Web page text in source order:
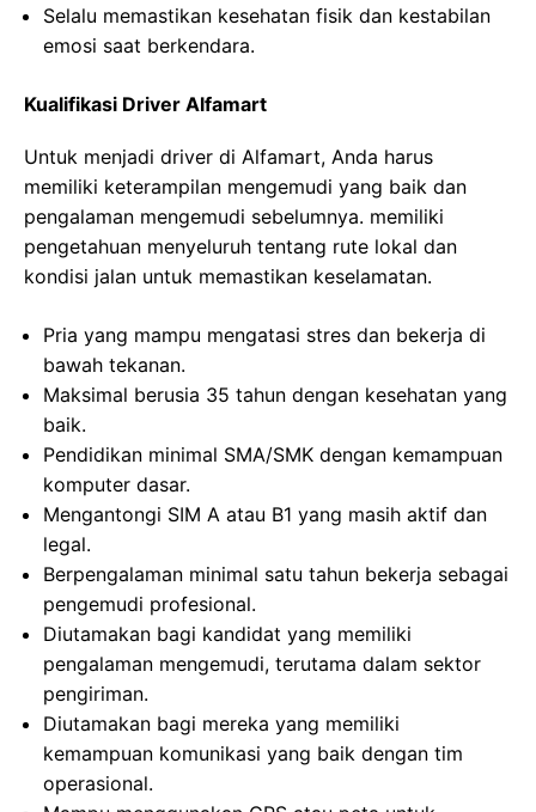
Selalu memastikan kesehatan fisik dan kestabilan
emosi saat berkendara.
Kualifikasi Driver Alfamart
Untuk menjadi driver di Alfamart, Anda harus
memiliki keterampilan mengemudi yang baik dan
pengalaman mengemudi sebelumnya. memiliki
pengetahuan menyeluruh tentang rute lokal dan
kondisi jalan untuk memastikan keselamatan.
Pria yang mampu mengatasi stres dan bekerja di
bawah tekanan.
Maksimal berusia 35 tahun dengan kesehatan yang
baik.
Pendidikan minimal SMA/SMK dengan kemampuan
komputer dasar.
Mengantongi SIM A atau B1 yang masih aktif dan
legal.
Berpengalaman minimal satu tahun bekerja sebagai
pengemudi profesional.
Diutamakan bagi kandidat yang memiliki
pengalaman mengemudi, terutama dalam sektor
pengiriman.
Diutamakan bagi mereka yang memiliki
kemampuan komunikasi yang baik dengan tim
operasional.